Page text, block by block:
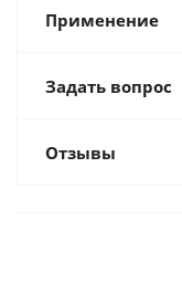
Применение
Задать вопрос
Отзывы